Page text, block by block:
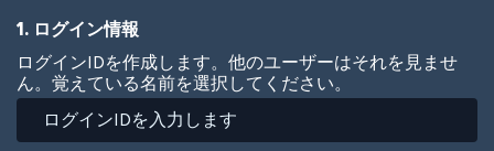
1. ログイン情報
ログインIDを作成します。他のユーザーはそれを見ませ
ん。覚えている名前を選択してください。